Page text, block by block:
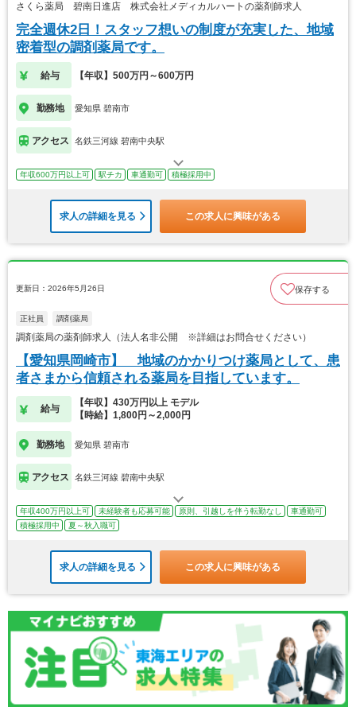
さくら薬局 碧南日進店 株式会社メディカルハートの薬剤師求人
完全週休2日！スタッフ想いの制度が充実した、地域
密着型の調剤薬局です。
給与 【年収】500万円～600万円
勤務地 愛知県 碧南市
アクセス 名鉄三河線 碧南中央駅
年収600万円以上可 駅チカ 車通勤可 積極採用中
求人の詳細を見る この求人に興味がある
更新日：2026年5月26日 保存する
正社員 調剤薬局
調剤薬局の薬剤師求人（法人名非公開 ※詳細はお問合せください）
【愛知県岡崎市】 地域のかかりつけ薬局として、患
者さまから信頼される薬局を目指しています。
給与
【年収】430万円以上 モデル
【時給】1,800円～2,000円
勤務地 愛知県 碧南市
アクセス 名鉄三河線 碧南中央駅
年収400万円以上可 未経験者も応募可能 原則、引越しを伴う転勤なし
車通勤可
積極採用中
夏～秋入職可
求人の詳細を見る この求人に興味がある